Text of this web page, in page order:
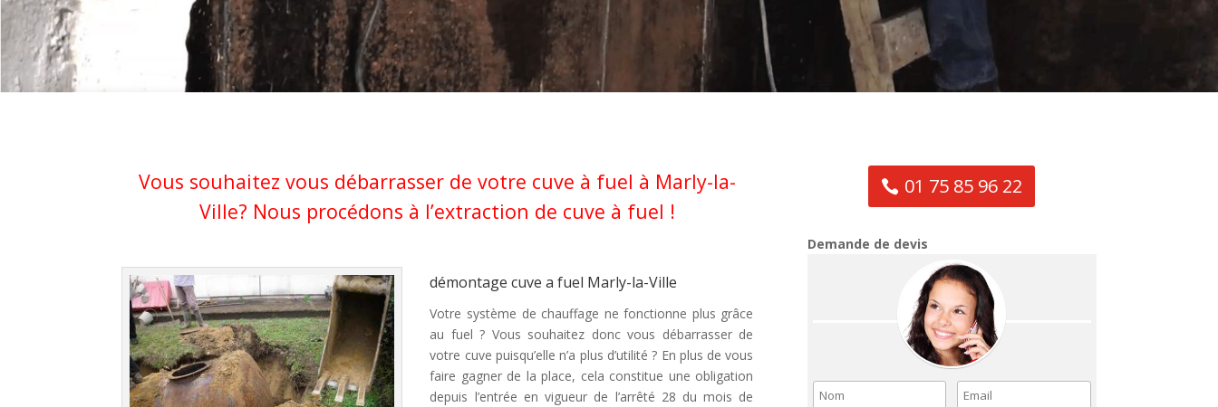
Vous souhaitez vous débarrasser de votre cuve à fuel à Marly-la-
Ville? Nous procédons à l’extraction de cuve à fuel !
démontage cuve a fuel Marly-la-Ville
Votre système de chauffage ne fonctionne plus grâce
au fuel ? Vous souhaitez donc vous débarrasser de
votre cuve puisqu’elle n’a plus d’utilité ? En plus de vous
faire gagner de la place, cela constitue une obligation
depuis l’entrée en vigueur de l’arrêté 28 du mois de
01 75 85 96 22
Demande de devis